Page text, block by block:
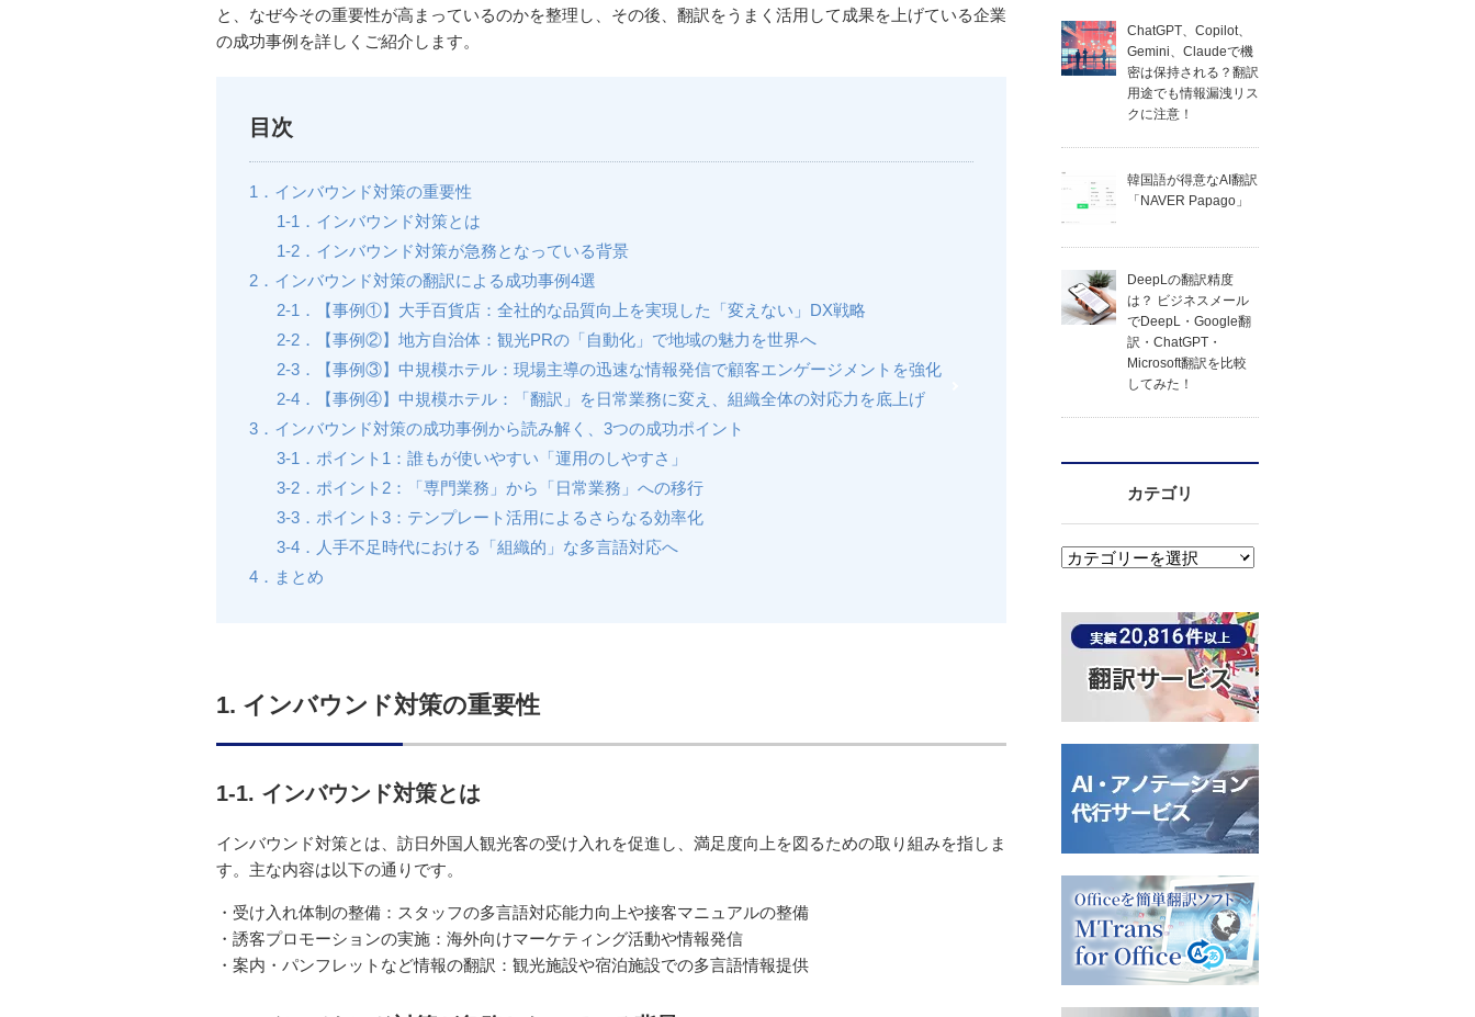
と、なぜ今その重要性が高まっているのかを整理し、その後、翻訳をうまく活用して成果を上げている企業
の成功事例を詳しくご紹介します。
目次
1．インバウンド対策の重要性
1-1．インバウンド対策とは
1-2．インバウンド対策が急務となっている背景
2．インバウンド対策の翻訳による成功事例4選
2-1．【事例①】大手百貨店：全社的な品質向上を実現した「変えない」DX戦略
2-2．【事例②】地方自治体：観光PRの「自動化」で地域の魅力を世界へ
2-3．【事例③】中規模ホテル：現場主導の迅速な情報発信で顧客エンゲージメントを強化
2-4．【事例④】中規模ホテル：「翻訳」を日常業務に変え、組織全体の対応力を底上げ
3．インバウンド対策の成功事例から読み解く、3つの成功ポイント
3-1．ポイント1：誰もが使いやすい「運用のしやすさ」
3-2．ポイント2：「専門業務」から「日常業務」への移行
3-3．ポイント3：テンプレート活用によるさらなる効率化
3-4．人手不足時代における「組織的」な多言語対応へ
4．まとめ
1. インバウンド対策の重要性
1-1. インバウンド対策とは
インバウンド対策とは、訪日外国人観光客の受け入れを促進し、満足度向上を図るための取り組みを指しま
す。主な内容は以下の通りです。
・受け入れ体制の整備：スタッフの多言語対応能力向上や接客マニュアルの整備
・誘客プロモーションの実施：海外向けマーケティング活動や情報発信
・案内・パンフレットなど情報の翻訳：観光施設や宿泊施設での多言語情報提供
ChatGPT、Copilot、
Gemini、Claudeで機
密は保持される？翻訳
用途でも情報漏洩リス
クに注意！
韓国語が得意なAI翻訳
「NAVER Papago」
DeepLの翻訳精度
は？ ビジネスメール
でDeepL・Google翻
訳・ChatGPT・
Microsoft翻訳を比較
してみた！
カテゴリ